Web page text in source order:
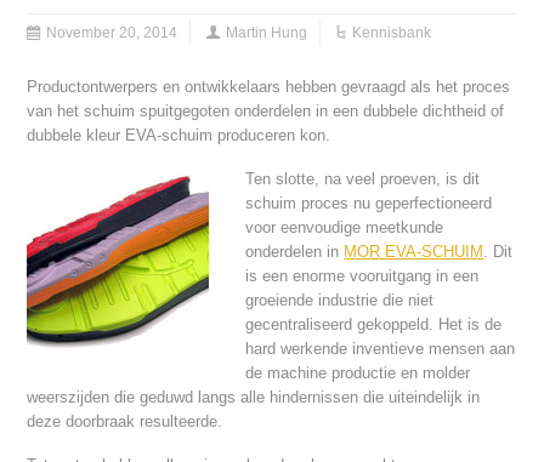
November 20, 2014 Martin Hung Kennisbank
Productontwerpers en ontwikkelaars hebben gevraagd als het proces
van het schuim spuitgegoten onderdelen in een dubbele dichtheid of
dubbele kleur EVA-schuim produceren kon.
Ten slotte, na veel proeven, is dit
schuim proces nu geperfectioneerd
voor eenvoudige meetkunde
onderdelen in MOR EVA-SCHUIM . Dit
is een enorme vooruitgang in een
groeiende industrie die niet
gecentraliseerd gekoppeld. Het is de
hard werkende inventieve mensen aan
de machine productie en molder
weerszijden die geduwd langs alle hindernissen die uiteindelijk in
deze doorbraak resulteerde.